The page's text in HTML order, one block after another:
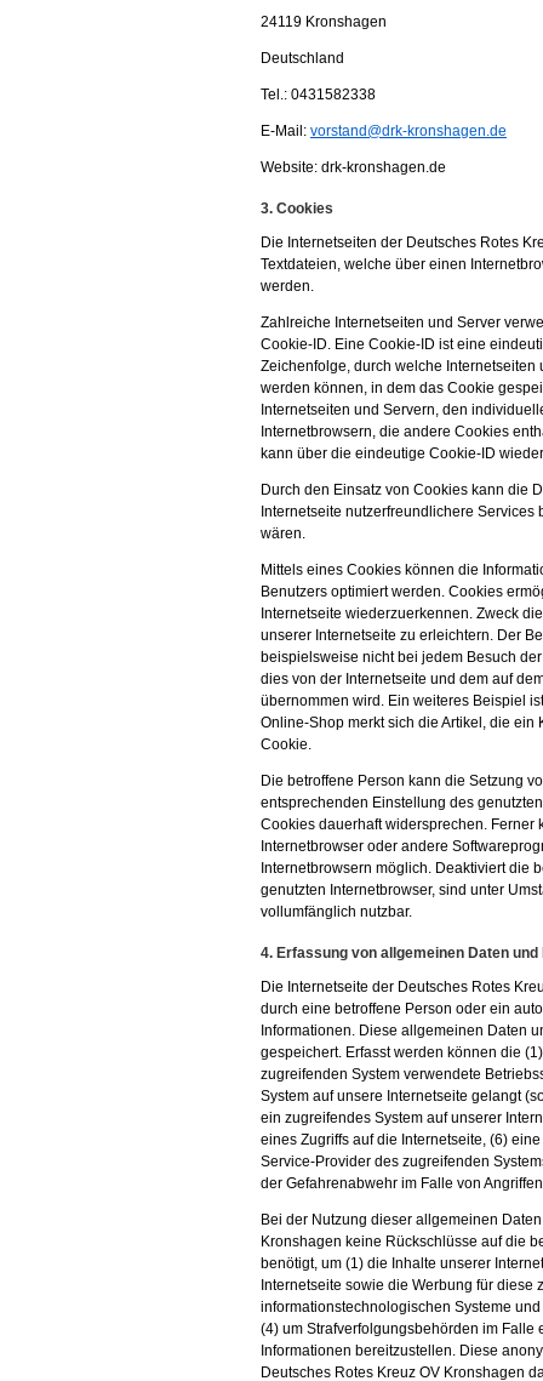
24119 Kronshagen
Deutschland
Tel.: 0431582338
E-Mail: vorstand@drk-kronshagen.de
Website: drk-kronshagen.de
3. Cookies
Die Internetseiten der Deutsches Rotes
Textdateien, welche über einen
werden.
Zahlreiche Internetseiten und Server
Cookie-ID. Eine Cookie-ID ist eine
Zeichenfolge, durch welche
werden können, in dem das Cookie
Internetseiten und Servern, den
Internetbrowsern, die andere Cookies
kann über die eindeutige Cookie-ID
Durch den Einsatz von Cookies kann die
Internetseite nutzerfreundlichere
wären.
Mittels eines Cookies können die
Benutzers optimiert werden. Cookies
Internetseite wiederzuerkennen. Zweck
unserer Internetseite zu erleichtern. Der
beispielsweise nicht bei jedem Besuch
dies von der Internetseite und dem auf
übernommen wird. Ein weiteres Beispiel
Online-Shop merkt sich die Artikel, die
Cookie.
Die betroffene Person kann die Setzung
entsprechenden Einstellung des
Cookies dauerhaft widersprechen.
Internetbrowser oder andere
Internetbrowsern möglich. Deaktiviert die
genutzten Internetbrowser, sind unter
vollumfänglich nutzbar.
4. Erfassung von allgemeinen Daten
Die Internetseite der Deutsches Rotes
durch eine betroffene Person oder ein
Informationen. Diese allgemeinen Daten
gespeichert. Erfasst werden können die
zugreifenden System verwendete
System auf unsere Internetseite gelangt
ein zugreifendes System auf unserer
eines Zugriffs auf die Internetseite, (6)
Service-Provider des zugreifenden
der Gefahrenabwehr im Falle von
Bei der Nutzung dieser allgemeinen
Kronshagen keine Rückschlüsse auf die
benötigt, um (1) die Inhalte unserer
Internetseite sowie die Werbung für
informationstechnologischen Systeme
(4) um Strafverfolgungsbehörden im
Informationen bereitzustellen. Diese
Deutsches Rotes Kreuz OV Kronshagen